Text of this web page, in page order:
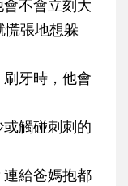
不會立刻大
慌張地想躲
牙時，他會
觸碰刺刺的
給爸媽抱都